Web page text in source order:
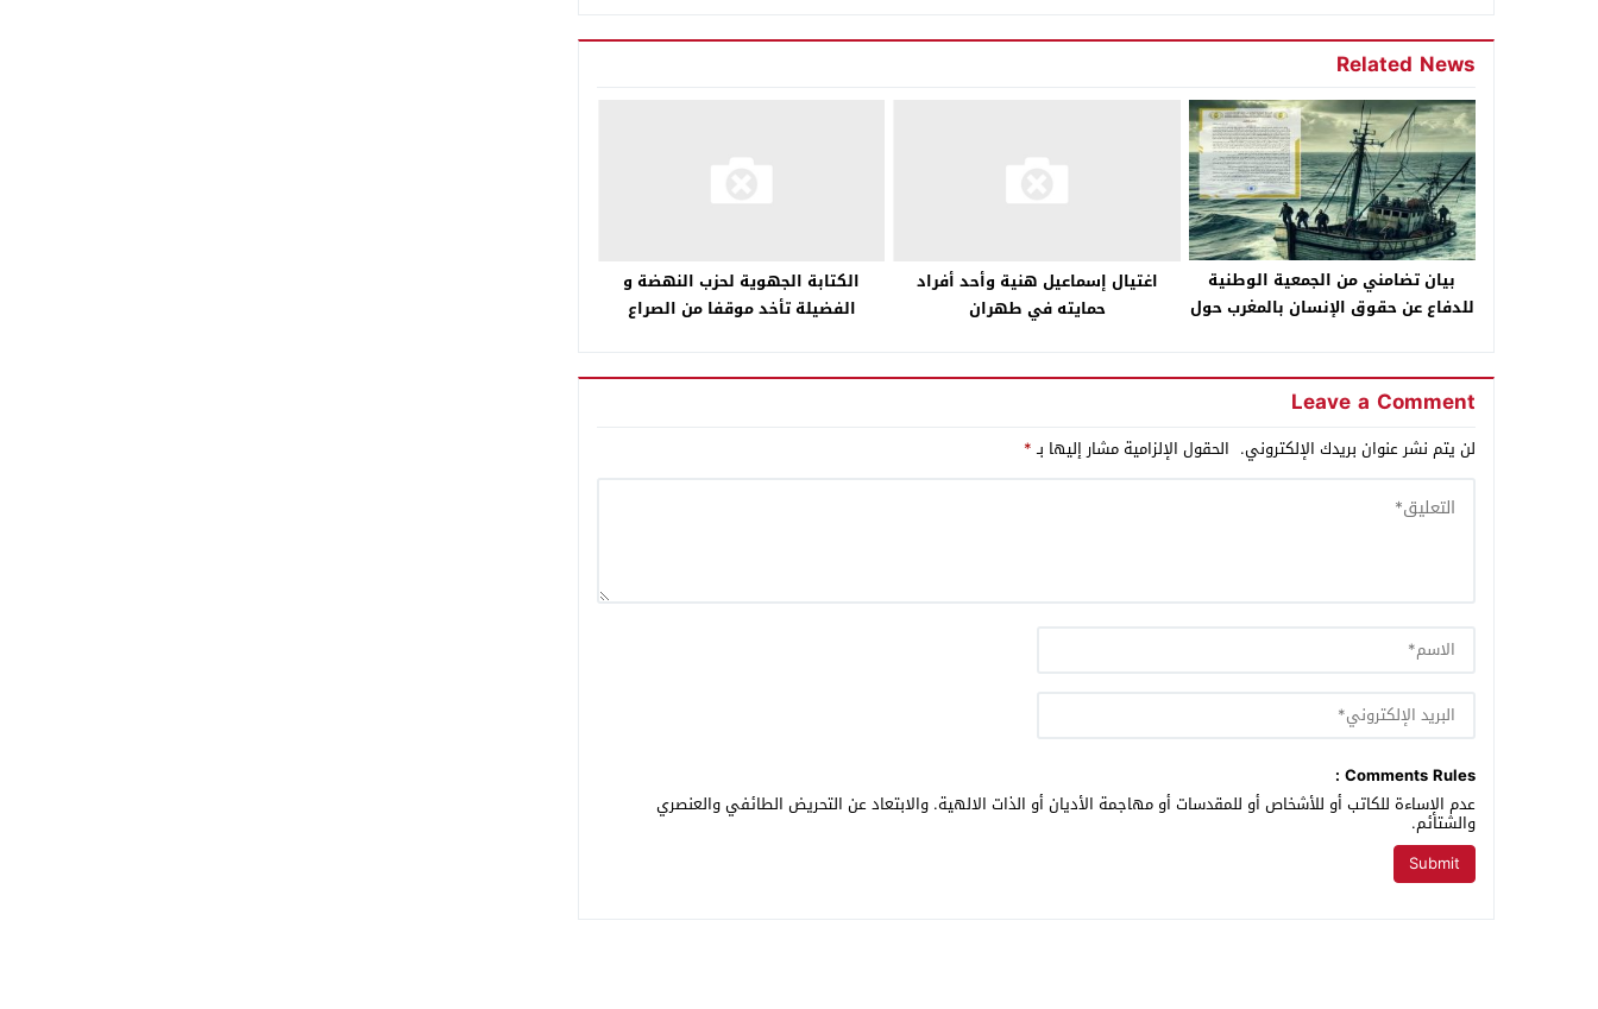
Related News
بيان تضامني من الجمعية الوطنية
للدفاع عن حقوق الإنسان بالمغرب حول
اغتيال إسماعيل هنية وأحد أفراد
حمايته في طهران
الكتابة الجهوية لحزب النهضة و
الفضيلة تأخد موقفا من الصراع
Leave a Comment
لن يتم نشر عنوان بريدك الإلكتروني. الحقول الإلزامية مشار إليها بـ*
Comments Rules :
عدم الإساءة للكاتب أو للأشخاص أو للمقدسات أو مهاجمة الأديان أو الذات الالهية. والابتعاد عن التحريض الطائفي والعنصري
والشتائم.